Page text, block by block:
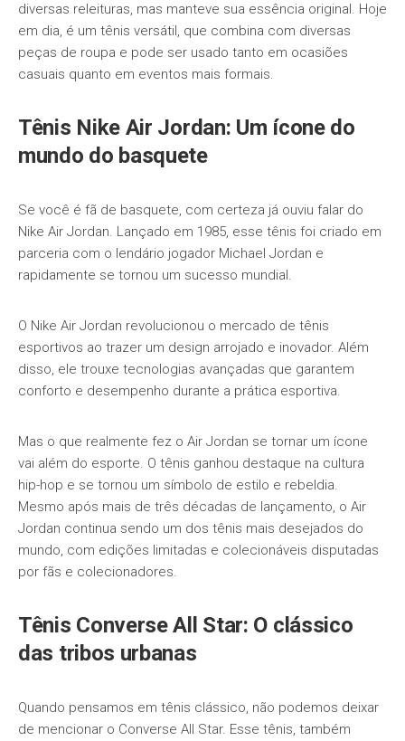
diversas releituras, mas manteve sua essência original. Hoje
em dia, é um tênis versátil, que combina com diversas
peças de roupa e pode ser usado tanto em ocasiões
casuais quanto em eventos mais formais.
Tênis Nike Air Jordan: Um ícone do
mundo do basquete
Se você é fã de basquete, com certeza já ouviu falar do
Nike Air Jordan. Lançado em 1985, esse tênis foi criado em
parceria com o lendário jogador Michael Jordan e
rapidamente se tornou um sucesso mundial.
O Nike Air Jordan revolucionou o mercado de tênis
esportivos ao trazer um design arrojado e inovador. Além
disso, ele trouxe tecnologias avançadas que garantem
conforto e desempenho durante a prática esportiva.
Mas o que realmente fez o Air Jordan se tornar um ícone
vai além do esporte. O tênis ganhou destaque na cultura
hip-hop e se tornou um símbolo de estilo e rebeldia.
Mesmo após mais de três décadas de lançamento, o Air
Jordan continua sendo um dos tênis mais desejados do
mundo, com edições limitadas e colecionáveis disputadas
por fãs e colecionadores.
Tênis Converse All Star: O clássico
das tribos urbanas
Quando pensamos em tênis clássico, não podemos deixar
de mencionar o Converse All Star. Esse tênis, também